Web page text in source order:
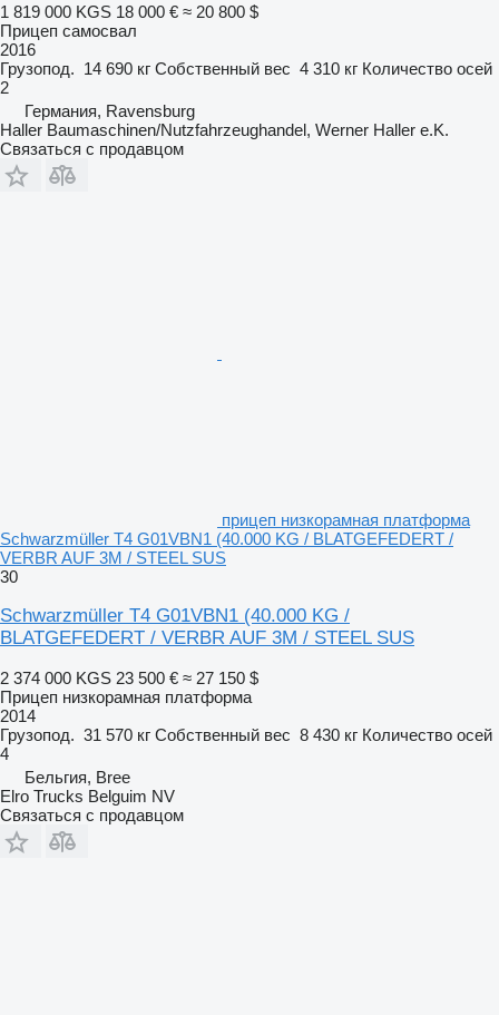
1 819 000 KGS 18 000 € ≈ 20 800 $
Прицеп самосвал
2016
Грузопод. 14 690 кг Собственный вес 4 310 кг Количество осей
2
Германия, Ravensburg
Haller Baumaschinen/Nutzfahrzeughandel, Werner Haller e.K.
Связаться с продавцом
прицеп низкорамная платформа
Schwarzmüller T4 G01VBN1 (40.000 KG / BLATGEFEDERT /
VERBR AUF 3M / STEEL SUS
30
Schwarzmüller T4 G01VBN1 (40.000 KG /
BLATGEFEDERT / VERBR AUF 3M / STEEL SUS
2 374 000 KGS 23 500 € ≈ 27 150 $
Прицеп низкорамная платформа
2014
Грузопод. 31 570 кг Собственный вес 8 430 кг Количество осей
4
Бельгия, Bree
Elro Trucks Belguim NV
Связаться с продавцом